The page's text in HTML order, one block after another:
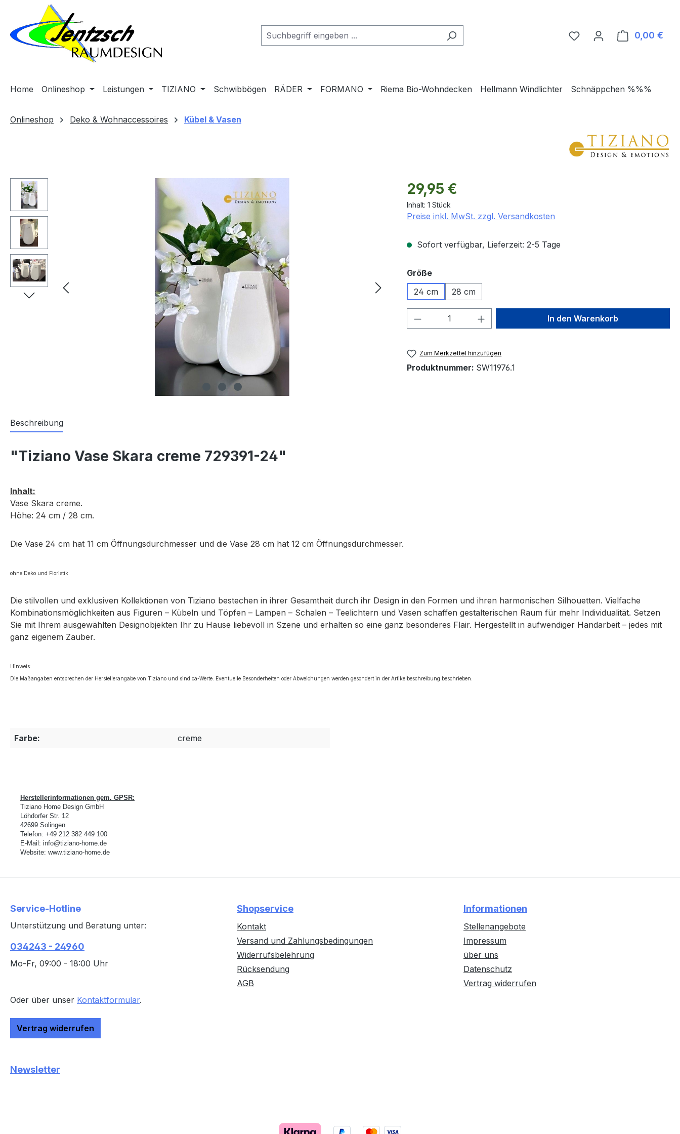
Hauptinhalt springen
Zur Suche springen
Zur Hauptnavigation springen
0,00 €
Home Onlineshop Leistungen TIZIANO Schwibbögen RÄDER FORMANO Riema Bio-Wohndecken Hellmann Windlichter Schnäppchen %%%
Onlineshop Deko & Wohnaccessoires Kübel & Vasen
Bildergalerie überspringen Regulärer Preis:
29,95 €
Inhalt: 1 Stück
Preise inkl. MwSt. zzgl. Versandkosten
Sofort verfügbar, Lieferzeit: 2-5 Tage
Größeauswählen
24 cm
28 cm
Produkt Anzahl: Gib den gewünschten Wert
In den Warenkorb
Zum Merkzettel hinzufügen
Produktnummer: SW11976.1
Beschreibung
"Tiziano Vase Skara creme 729391-24"
Inhalt:
Vase Skara creme.
Höhe: 24 cm / 28 cm.
Die Vase 24 cm hat 11 cm Öffnungsdurchmesser und die Vase 28 cm hat 12 cm Öffnungsdurchmesser.
ohne Deko und Floristik
Die stilvollen und exklusiven Kollektionen von Tiziano bestechen in ihrer Gesamtheit durch ihr Design in den Formen und ihren harmonischen Silhouetten. Vielfache
Kombinationsmöglichkeiten aus Figuren – Kübeln und Töpfen – Lampen – Schalen – Teelichtern und Vasen schaffen gestalterischen Raum für mehr Individualität. Setzen
Sie mit Ihrem ausgewählten Designobjekten Ihr zu Hause liebevoll in Szene und erhalten so eine ganz besonderes Flair. Hergestellt in aufwendiger Handarbeit – jedes mit
ganz eigenem Zauber.
Hinweis:
Die Maßangaben entsprechen der Herstellerangabe von Tiziano und sind ca-Werte. Eventuelle Besonderheiten oder Abweichungen werden gesondert in der Artikelbeschreibung beschrieben.
Farbe: creme
Herstellerinformationen gem. GPSR:
Tiziano Home Design GmbH
L öhdorfer Str. 12
42699 Solingen
Telefon: +49 212 382 449 100
E-Mail: info@tiziano-home.de
Website: www.tiziano-home.de
Service-Hotline
Unterstützung und Beratung unter:
034243 - 24960
Mo-Fr, 09:00 - 18:00 Uhr
Oder über unser Kontaktformular.
Vertrag widerrufen
Shopservice
Kontakt
Versand und Zahlungsbedingungen
Widerrufsbelehrung
Rücksendung
AGB
Informationen
Stellenangebote
Impressum
über uns
Datenschutz
Vertrag widerrufen
Newsletter